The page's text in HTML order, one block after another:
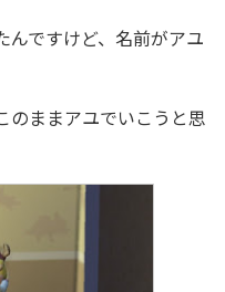
んですけど、名前がアユ
のままアユでいこうと思